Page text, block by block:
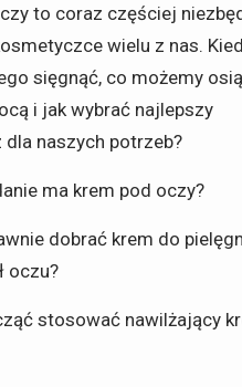
to coraz częściej
wielu z nas.
sięgnąć, co możemy
i jak wybrać najlepszy
dla naszych potrzeb?
ma krem pod oczy?
dobrać krem do
oczu?
stosować nawilżający